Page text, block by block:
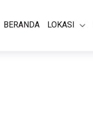
BERANDA LOKASI